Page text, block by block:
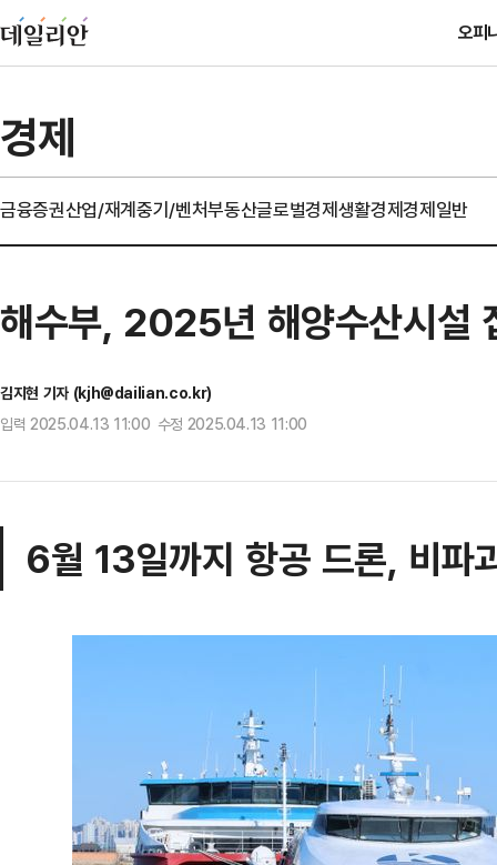
오피
경제
금융증권산업/재계중기/벤처부동산글로벌경제생활경제경제일반
해수부, 2025년 해양수산시설
김지현 기자 (kjh@dailian.co.kr)
입력 2025.04.13 11:00 수정 2025.04.13 11:00
6월 13일까지 항공 드론, 비파